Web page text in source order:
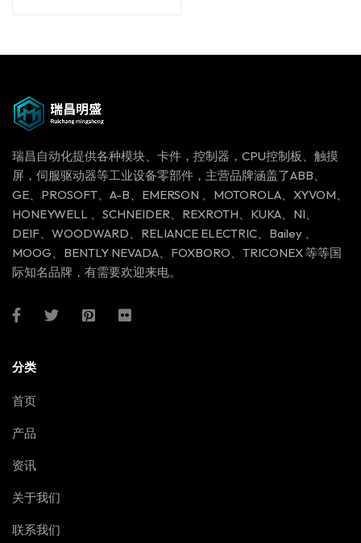
瑞昌自动化提供各种模块、卡件，控制器，CPU控制板、触摸
屏，伺服驱动器等工业设备零部件，主营品牌涵盖了ABB、
GE、PROSOFT、A-B、EMERSON 、MOTOROLA、XYVOM、
HONEYWELL 、SCHNEIDER、REXROTH、KUKA、NI、
DEIF、WOODWARD、RELIANCE ELECTRIC、Bailey 、
MOOG、BENTLY NEVADA、FOXBORO、TRICONEX 等等国
际知名品牌，有需要欢迎来电。
分类
首页
产品
资讯
关于我们
联系我们